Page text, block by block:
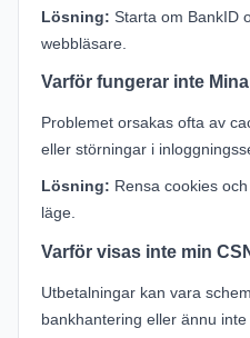
Lösning: Starta om BankID
webbläsare.
Varför fungerar inte
Problemet orsakas ofta av
eller störningar i
Lösning: Rensa cookies
läge.
Varför visas inte min
Utbetalningar kan vara
bankhantering eller ännu inte